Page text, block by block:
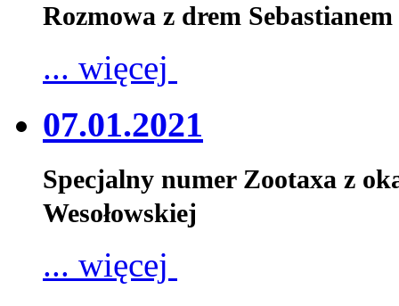
Rozmowa z drem
... więcej
07.01.2021
Specjalny numer Zootaxa z
Wesołowskiej
... więcej